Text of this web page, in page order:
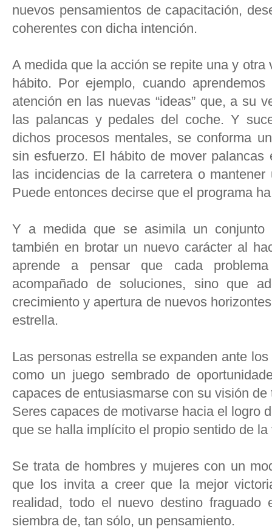
nuevos pensamientos de capacitación,
coherentes con dicha intención.
A medida que la acción se repite una y otra
hábito. Por ejemplo, cuando
atención en las nuevas “ideas” que, a su
las palancas y pedales del coche. Y
dichos procesos mentales, se conforma
sin esfuerzo. El hábito de mover
las incidencias de la carretera o
Puede entonces decirse que el programa
Y a medida que se asimila un conjunto
también en brotar un nuevo carácter al
aprende a pensar que cada
acompañado de soluciones, sino que
crecimiento y apertura de nuevos
estrella.
Las personas estrella se expanden ante
como un juego sembrado de
capaces de entusiasmarse con su visión
Seres capaces de motivarse hacia el logro
que se halla implícito el propio sentido de la
Se trata de hombres y mujeres con un
que los invita a creer que la mejor
realidad, todo el nuevo destino
siembra de, tan sólo, un pensamiento.